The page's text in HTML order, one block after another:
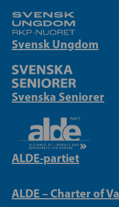
Svensk Ungdom
Svenska Seniorer
ALDE-partiet
ALDE – Charter of